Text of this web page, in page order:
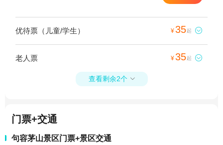
优待票（儿童/学生） ¥35起 
老人票 ¥35起 
查看剩余2个 
门票+交通
句容茅山景区门票+景区交通